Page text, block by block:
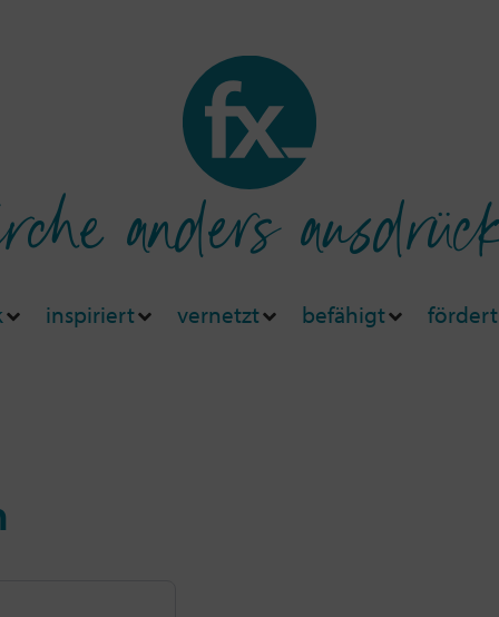
anders
inspiriert vernetzt befähigt fördert